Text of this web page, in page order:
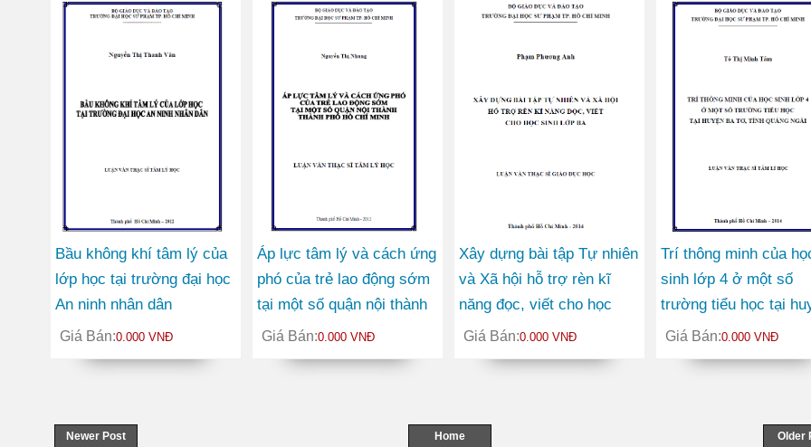
Bầu không khí tâm lý của
lớp học tại trường đại học
An ninh nhân dân
Giá Bán:0.000 VNĐ
Áp lực tâm lý và cách ứng
phó của trẻ lao động sớm
tại một số quận nội thành
thành phố Hồ Chí Minh
Giá Bán:0.000 VNĐ
Xây dựng bài tập Tự nhiên
và Xã hội hỗ trợ rèn kĩ
năng đọc, viết cho học
sinh lớp Ba
Giá Bán:0.000 VNĐ
Trí thông minh của
sinh lớp 4 ở một số
trường tiểu học tại
Ba Tơ tỉnh Quảng
Giá Bán:0.000 VNĐ
Newer Post Older
Home